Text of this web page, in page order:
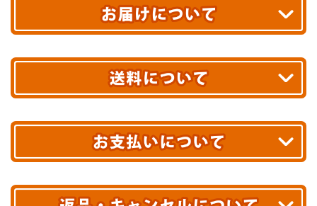
最短翌日お届け!
あす着エリアが対象です。
エリアやお届け日の確認はこちら▶
※ 配送業者による配送遅延が生じる可能性がございます。
※ 沖縄・離島はお届けできません。
送料無料!
10,000円未満 全国一律1,100円(税込)
配送業者
クレジットカード